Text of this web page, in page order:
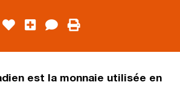
est la monnaie utilisée en